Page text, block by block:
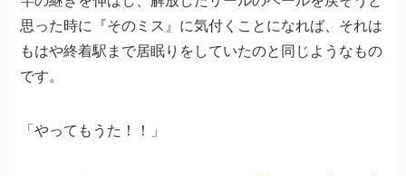
思った時に『そのミス』に気付くことになれば、それは
もはや終着駅まで居眠りをしていたのと同じようなもの
です。
「やってもうた！！」